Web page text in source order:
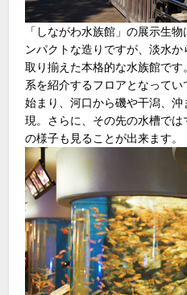
「しながわ水族館」の展示生
ンパクトな造りですが、淡水
取り揃えた本格的な水族館で
系を紹介するフロアとなって
始まり、河口から磯や干潟、
現。さらに、その先の水槽で
の様子も見ることが出来ます。